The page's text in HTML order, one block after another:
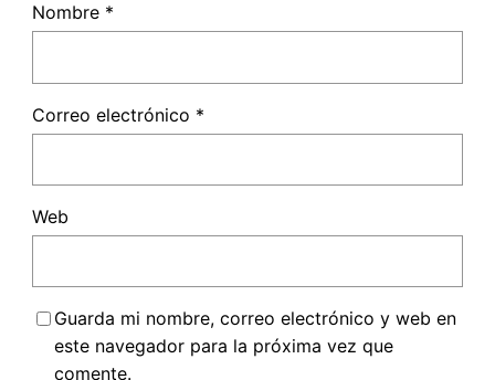
Nombre *
Correo electrónico *
Web
Guarda mi nombre, correo electrónico y web en
este navegador para la próxima vez que
comente.